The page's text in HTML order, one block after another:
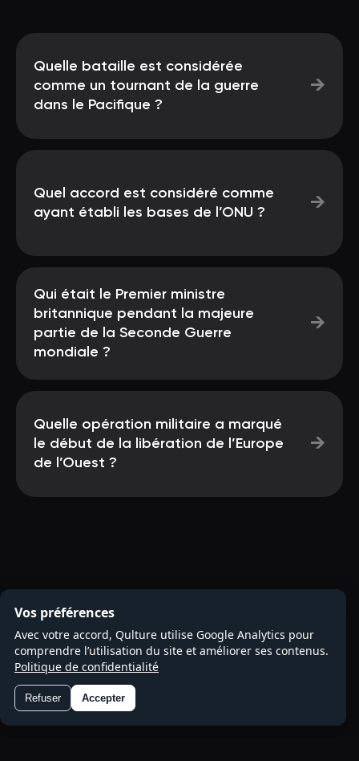
Quelle bataille est considérée
comme un tournant de la guerre
dans le Pacifique ?
→
Quel accord est considéré comme
ayant établi les bases de l’ONU ?
→
Qui était le Premier ministre
britannique pendant la majeure
partie de la Seconde Guerre
mondiale ?
→
Quelle opération militaire a marqué
le début de la libération de l’Europe
de l’Ouest ?
→
Vos préférences
Avec votre accord, Qulture utilise Google Analytics pour
comprendre l’utilisation du site et améliorer ses contenus.
Politique de confidentialité
Refuser Accepter